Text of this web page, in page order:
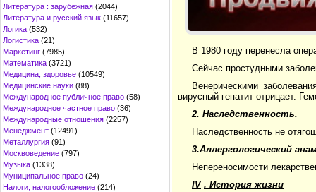
Литература : зарубежная (2044)
Литература и русский язык (11657)
Логика (532)
Логистика (21)
Маркетинг (7985)
Математика (3721)
Медицина, здоровье (10549)
Медицинские науки (88)
Международное публичное право (58)
Международное частное право (36)
Международные отношения (2257)
Менеджмент (12491)
Металлургия (91)
Москвоведение (797)
Музыка (1338)
Муниципальное право (24)
Налоги, налогообложение (214)
В 1980 году перенесла
Сейчас простудными
Венерическими
вирусный гепатит отрицает.
2. Наследственность.
Наследственность не
3.Аллергологический
Непереносимости
IV . История жизни